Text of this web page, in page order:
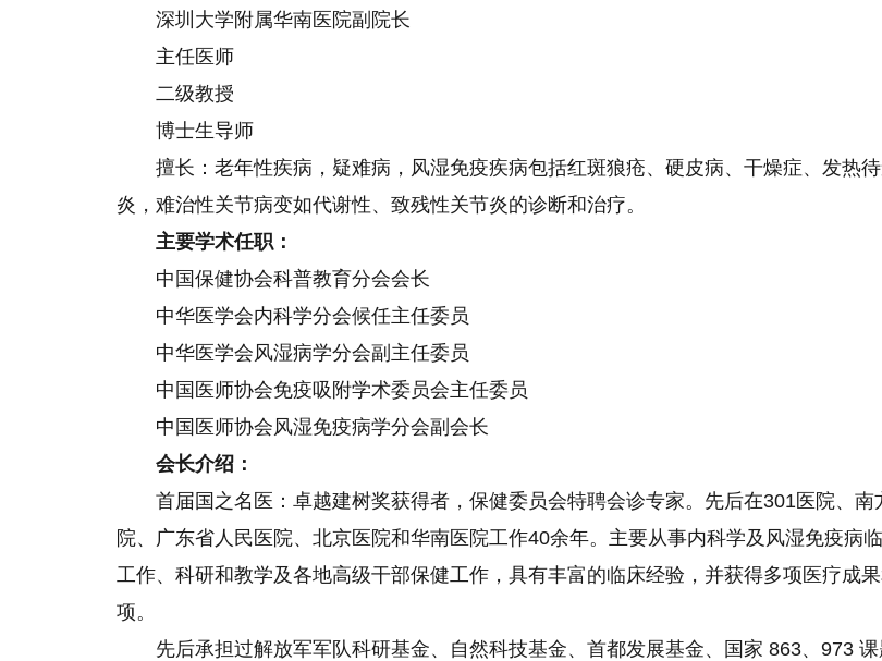
深圳大学附属华南医院副院长
主任医师
二级教授
博士生导师
擅长：老年性疾病，疑难病，风湿免疫疾病包括红斑狼疮、硬皮病、干燥症、发热
炎，难治性关节病变如代谢性、致残性关节炎的诊断和治疗。
主要学术任职：
中国保健协会科普教育分会会长
中华医学会内科学分会候任主任委员
中华医学会风湿病学分会副主任委员
中国医师协会免疫吸附学术委员会主任委员
中国医师协会风湿免疫病学分会副会长
会长介绍：
首届国之名医：卓越建树奖获得者，保健委员会特聘会诊专家。先后在301医院、南
院、广东省人民医院、北京医院和华南医院工作40余年。主要从事内科学及风湿免疫病
工作、科研和教学及各地高级干部保健工作，具有丰富的临床经验，并获得多项医疗成
项。
先后承担过解放军军队科研基金、自然科技基金、首都发展基金、国家 863、973